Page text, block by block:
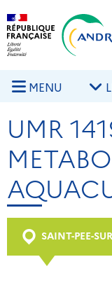
Aller au contenu
MENU
UMR
SAINT-PEE-